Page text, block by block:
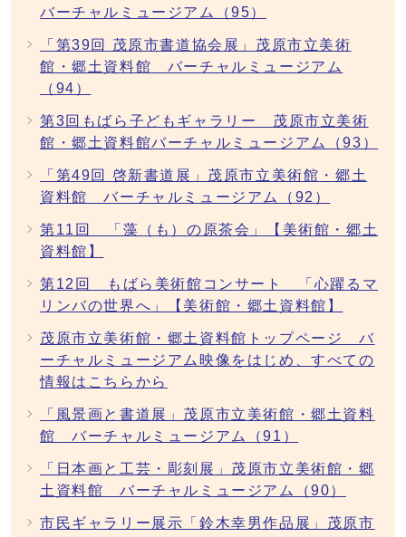
バーチャルミュージアム（95）
「第39回 茂原市書道協会展」茂原市立美術
館・郷土資料館 バーチャルミュージアム
（94）
第3回もばら子どもギャラリー 茂原市立美術
館・郷土資料館バーチャルミュージアム（93）
「第49回 啓新書道展」茂原市立美術館・郷土
資料館 バーチャルミュージアム（92）
第11回 「藻（も）の原茶会」【美術館・郷土
資料館】
第12回 もばら美術館コンサート 「心躍るマ
リンバの世界へ」【美術館・郷土資料館】
茂原市立美術館・郷土資料館トップページ バ
ーチャルミュージアム映像をはじめ、すべての
情報はこちらから
「風景画と書道展」茂原市立美術館・郷土資料
館 バーチャルミュージアム（91）
「日本画と工芸・彫刻展」茂原市立美術館・郷
土資料館 バーチャルミュージアム（90）
市民ギャラリー展示「鈴木幸男作品展」茂原市